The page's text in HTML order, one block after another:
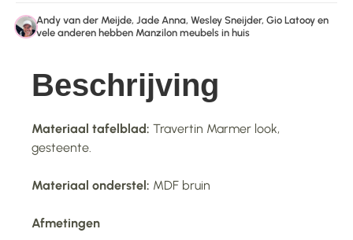
Andy van der Meijde, Jade Anna, Wesley Sneijder, Gio Latooy en
vele anderen hebben Manzilon meubels in huis
Beschrijving
Materiaal tafelblad: Travertin Marmer look,
gesteente.
Materiaal onderstel: MDF bruin
Afmetingen